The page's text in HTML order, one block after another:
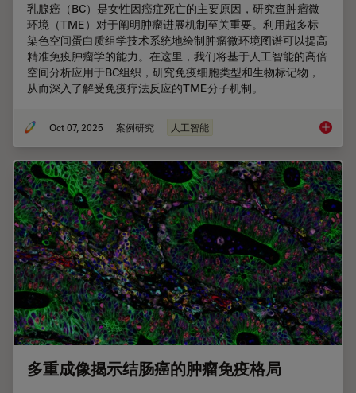
乳腺癌（BC）是女性因癌症死亡的主要原因，研究查肿瘤微
环境（TME）对于阐明肿瘤进展机制至关重要。利用超多标
染色空间蛋白质组学技术系统地绘制肿瘤微环境图谱可以提高
精准免疫肿瘤学的能力。在这里，我们将基于人工智能的高倍
空间分析应用于BC组织，研究免疫细胞类型和生物标记物，
从而深入了解受免疫疗法反应的TME分子机制。
Oct 07, 2025 案例研究 人工智能 人工智
多重成像揭示结肠癌的肿瘤免疫格局